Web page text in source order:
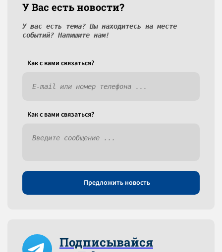
У Вас есть новости?
У вас есть тема? Вы находитесь на месте
событий? Напишите нам!
Как c вами связаться?
Как c вами связаться?
Предложить новость
Подписывайся